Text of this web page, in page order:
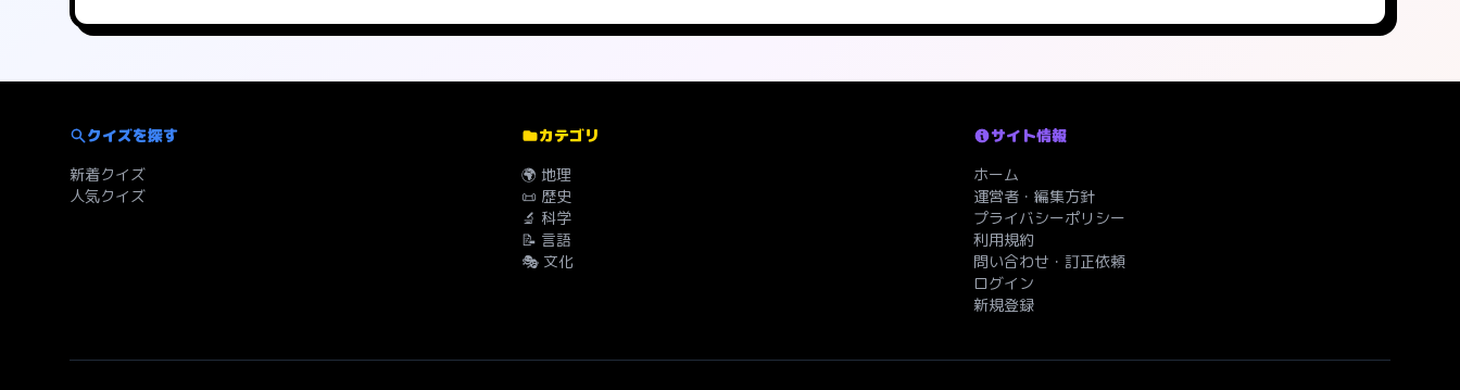
クイズを探す
新着クイズ
人気クイズ
カテゴリ
🌍 地理
📜 歴史
🔬 科学
📝 言語
🎭 文化
サイト情報
ホーム
運営者・編集方針
プライバシーポリシー
利用規約
問い合わせ・訂正依頼
ログイン
新規登録